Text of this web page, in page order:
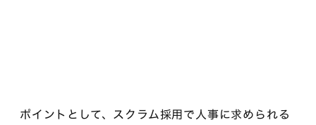
ポイントとして、スクラム採用で人事に求められる